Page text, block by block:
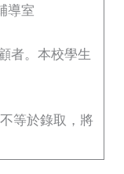
導室
者。本校學生
等於錄取，將